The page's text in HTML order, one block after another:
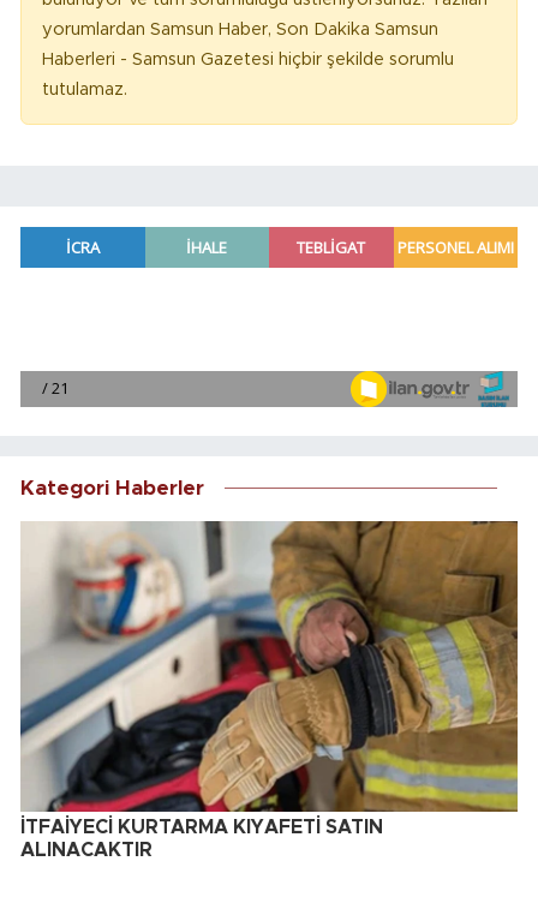
yorumlardan Samsun Haber, Son Dakika Samsun
Haberleri - Samsun Gazetesi hiçbir şekilde sorumlu
tutulamaz.
Kategori Haberler
İTFAİYECİ KURTARMA KIYAFETİ SATIN
ALINACAKTIR